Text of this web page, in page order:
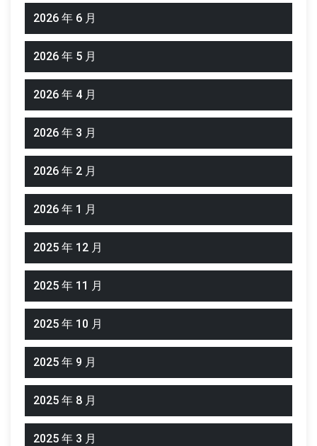
2026 年 6 月
2026 年 5 月
2026 年 4 月
2026 年 3 月
2026 年 2 月
2026 年 1 月
2025 年 12 月
2025 年 11 月
2025 年 10 月
2025 年 9 月
2025 年 8 月
2025 年 3 月